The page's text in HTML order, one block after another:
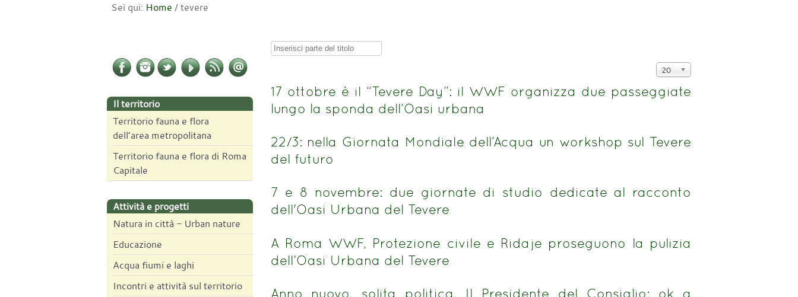
Sei qui: Home /tevere
Il territorio
Territorio fauna e flora
dell’area metropolitana
Territorio fauna e flora di Roma
Capitale
Attività e progetti
Natura in città - Urban nature
Educazione
Acqua fiumi e laghi
Incontri e attività sul territorio
Inserisci
titolo
Visualizza
20
17 ottobre è il “Tevere Day”: il WWF organizza due passeggiate
lungo la sponda dell’Oasi urbana
22/3: nella Giornata Mondiale dell’Acqua un workshop sul Tevere
del futuro
7 e 8 novembre: due giornate di studio dedicate al racconto
dell'Oasi Urbana del Tevere
A Roma WWF, Protezione civile e Ridaje proseguono la pulizia
dell’Oasi Urbana del Tevere
Anno nuovo, solita politica. Il Presidente del Consiglio: ok a